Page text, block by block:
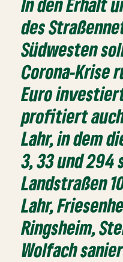
des
Südwesten
Corona-Krise
Euro
profitiert
Lahr, in dem
3, 33 und 294
Landstraßen
Lahr,
Ringsheim,
Wolfach